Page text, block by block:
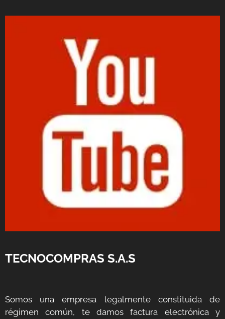
TECNOCOMPRAS S.A.S
Somos una empresa legalmente constituida de
régimen común, te damos factura electrónica y